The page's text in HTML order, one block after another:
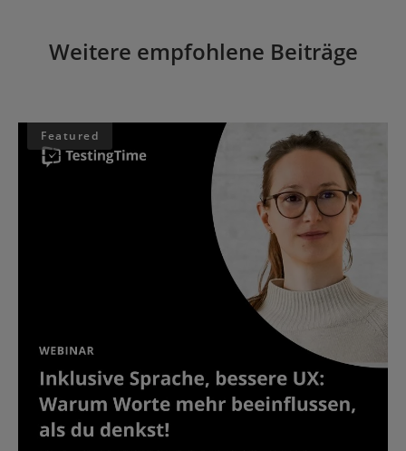
Weitere empfohlene Beiträge
Featured